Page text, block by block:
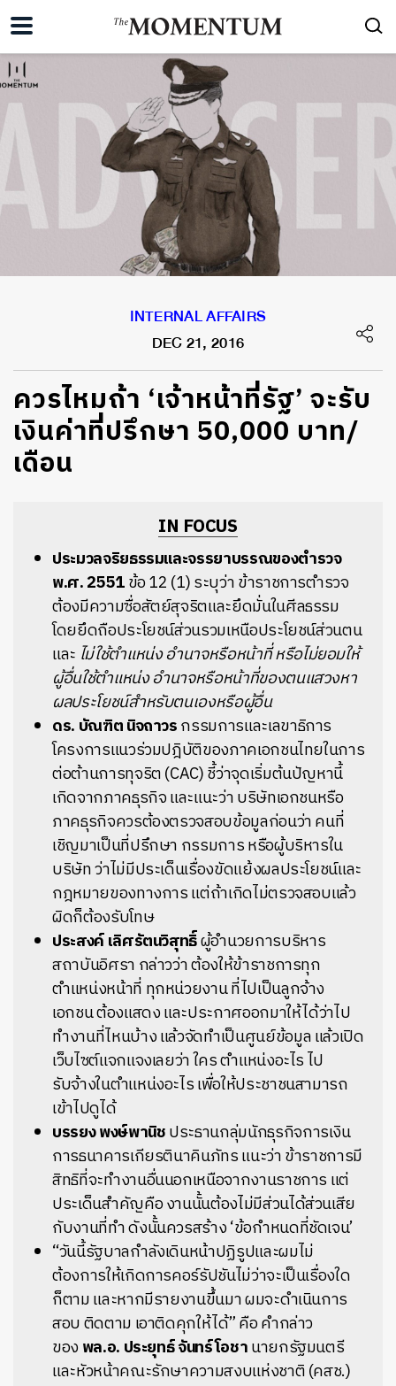
INTERNAL AFFAIRS
DEC 21, 2016
ควรไหมถ้า ‘เจ้าหน้าที่รัฐ’ จะรับ
เงินค่าที่ปรึกษา 50,000 บาท/
เดือน
IN FOCUS
ประมวลจริยธรรมและจรรยาบรรณของตำรวจ
พ.ศ. 2551ข้อ 12 (1) ระบุว่า ข้าราชการตำรวจ
ต้องมีความซื่อสัตย์สุจริตและยึดมั่นในศีลธรรม
โดยยึดถือประโยชน์ส่วนรวมเหนือประโยชน์ส่วนตน
และ ไม่ใช้ตำแหน่ง อำนาจหรือหน้าที่ หรือไม่ยอมให้
ผู้อื่นใช้ตำแหน่ง อำนาจหรือหน้าที่ของตนแสวงหา
ผลประโยชน์สำหรับตนเองหรือผู้อื่น
ดร. บัณฑิต นิจถาวรกรรมการและเลขาธิการ
โครงการแนวร่วมปฎิบัติของภาคเอกชนไทยในการ
ต่อต้านการทุจริต (CAC) ชี้ว่าจุดเริ่มต้นปัญหานี้
เกิดจากภาคธุรกิจ และแนะว่า บริษัทเอกชนหรือ
ภาคธุรกิจควรต้องตรวจสอบข้อมูลก่อนว่า คนที่
เชิญมาเป็นที่ปรึกษา กรรมการ หรือผู้บริหารใน
บริษัท ว่าไม่มีประเด็นเรื่องขัดแย้งผลประโยชน์และ
กฎหมายของทางการ แต่ถ้าเกิดไม่ตรวจสอบแล้ว
ผิดก็ต้องรับโทษ
ประสงค์ เลิศรัตนวิสุทธิ์ผู้อำนวยการบริหาร
สถาบันอิศรา กล่าวว่า ต้องให้ข้าราชการทุก
ตำแหน่งหน้าที่ ทุกหน่วยงาน ที่ไปเป็นลูกจ้าง
เอกชน ต้องแสดง และประกาศออกมาให้ได้ว่าไป
ทำงานที่ไหนบ้าง แล้วจัดทำเป็นศูนย์ข้อมูล แล้วเปิด
เว็บไซต์แจกแจงเลยว่า ใคร ตำแหน่งอะไร ไป
รับจ้างในตำแหน่งอะไร เพื่อให้ประชาชนสามารถ
เข้าไปดูได้
บรรยง พงษ์พานิชประธานกลุ่มนักธุรกิจการเงิน
การธนาคารเกียรตินาคินภัทร แนะว่า ข้าราชการมี
สิทธิที่จะทำงานอื่นนอกเหนือจากงานราชการ แต่
ประเด็นสำคัญคือ งานนั้นต้องไม่มีส่วนได้ส่วนเสีย
กับงานที่ทำ ดังนั้นควรสร้าง ‘ข้อกำหนดที่ชัดเจน’
“วันนี้รัฐบาลกำลังเดินหน้าปฏิรูปและผมไม่
ต้องการให้เกิดการคอร์รัปชันไม่ว่าจะเป็นเรื่องใด
ก็ตาม และหากมีรายงานขึ้นมา ผมจะดำเนินการ
สอบ ติดตาม เอาติดคุกให้ได้” คือ คำกล่าว
ของ พล.อ. ประยุทธ์ จันทร์โอชานายกรัฐมนตรี
และหัวหน้าคณะรักษาความสงบแห่งชาติ (คสช.)